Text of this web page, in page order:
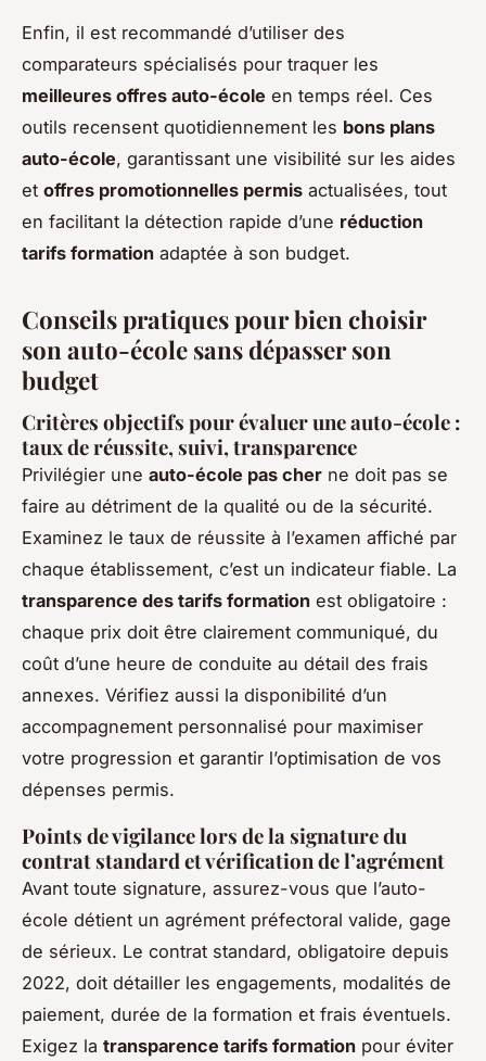
Enfin, il est recommandé d’utiliser des
comparateurs spécialisés pour traquer les
meilleures offres auto-école en temps réel. Ces
outils recensent quotidiennement les bons plans
auto-école, garantissant une visibilité sur les aides
et offres promotionnelles permis actualisées, tout
en facilitant la détection rapide d’une réduction
tarifs formation adaptée à son budget.
Conseils pratiques pour bien choisir
son auto-école sans dépasser son
budget
Critères objectifs pour évaluer une auto-école :
taux de réussite, suivi, transparence
Privilégier une auto-école pas cher ne doit pas se
faire au détriment de la qualité ou de la sécurité.
Examinez le taux de réussite à l’examen affiché par
chaque établissement, c’est un indicateur fiable. La
transparence des tarifs formation est obligatoire :
chaque prix doit être clairement communiqué, du
coût d’une heure de conduite au détail des frais
annexes. Vérifiez aussi la disponibilité d’un
accompagnement personnalisé pour maximiser
votre progression et garantir l’optimisation de vos
dépenses permis.
Points de vigilance lors de la signature du
contrat standard et vérification de l’agrément
Avant toute signature, assurez-vous que l’auto-
école détient un agrément préfectoral valide, gage
de sérieux. Le contrat standard, obligatoire depuis
2022, doit détailler les engagements, modalités de
paiement, durée de la formation et frais éventuels.
Exigez la transparence tarifs formation pour éviter